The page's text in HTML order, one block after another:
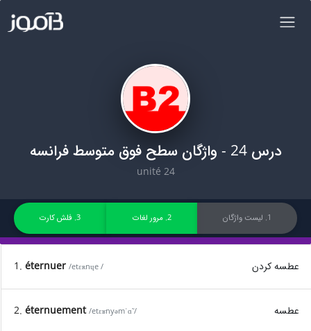
درس 24 - واژگان سطح فوق متوسط فرانسه
unité 24
3. فلش کارت 2. مرور لغات 1. لیست واژگان
1. éternuer /etɛʀnɥe / عطسه کردن
2. éternuement /etɛʁnyəmˈɑ̃ / عطسه